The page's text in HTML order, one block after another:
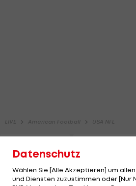
Datenschutz
Wählen Sie [Alle Akzeptieren] um
und Diensten zuzustimmen oder [Nur